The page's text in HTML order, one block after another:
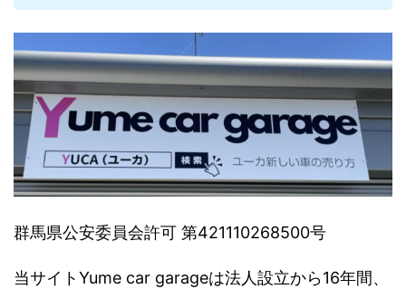
群馬県公安委員会許可 第421110268500号
当サイトYume car garageは法人設立から16年間、